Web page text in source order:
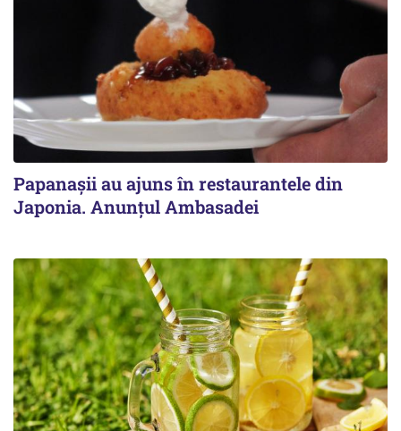
Papanașii au ajuns în restaurantele din
Japonia. Anunțul Ambasadei